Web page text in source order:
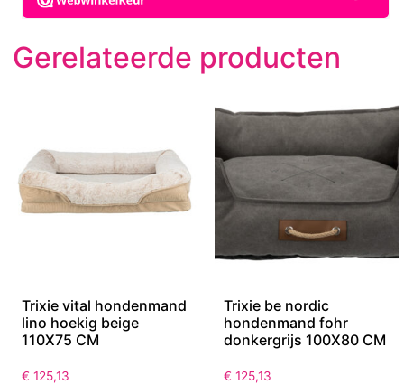
Gerelateerde producten
Trixie vital hondenmand
lino hoekig beige
110X75 CM
€ 125,13
Trixie be nordic
hondenmand fohr
donkergrijs 100X80 CM
€ 125,13